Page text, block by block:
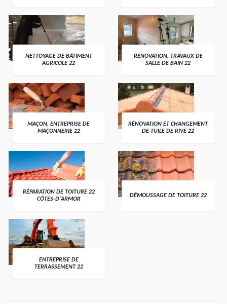
NETTOYAGE DE BÂTIMENT
AGRICOLE 22
RÉNOVATION, TRAVAUX DE
SALLE DE BAIN 22
MAÇON, ENTREPRISE DE
MAÇONNERIE 22
RÉNOVATION ET CHANGEMENT
DE TUILE DE RIVE 22
RÉPARATION DE TOITURE 22
CÔTES-D'ARMOR
DÉMOUSSAGE DE TOITURE 22
ENTREPRISE DE
TERRASSEMENT 22